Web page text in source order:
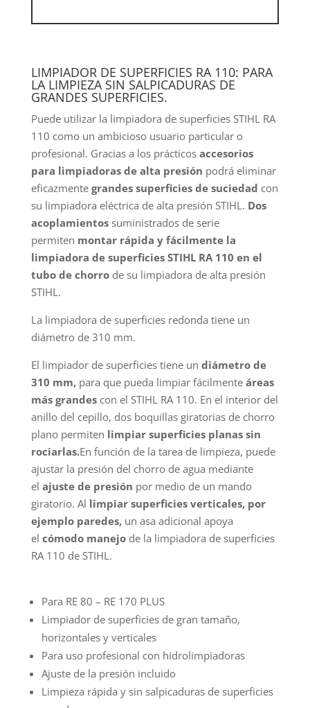
LIMPIADOR DE SUPERFICIES RA 110: PARA
LA LIMPIEZA SIN SALPICADURAS DE
GRANDES SUPERFICIES.
Puede utilizar la limpiadora de superficies STIHL RA
110 como un ambicioso usuario particular o
profesional. Gracias a los prácticos accesorios
para limpiadoras de alta presión podrá eliminar
eficazmente grandes superficies de suciedad con
su limpiadora eléctrica de alta presión STIHL. Dos
acoplamientossuministrados de serie
permiten montar rápida y fácilmente la
limpiadora de superficies STIHL RA 110 en el
tubo de chorro de su limpiadora de alta presión
STIHL.
La limpiadora de superficies redonda tiene un
diámetro de 310 mm.
El limpiador de superficies tiene un diámetro de
310 mm, para que pueda limpiar fácilmente áreas
más grandescon el STIHL RA 110. En el interior del
anillo del cepillo, dos boquillas giratorias de chorro
plano permiten limpiar superficies planas sin
rociarlas.En función de la tarea de limpieza, puede
ajustar la presión del chorro de agua mediante
el ajuste de presión por medio de un mando
giratorio. Al limpiar superficies verticales, por
ejemplo paredes,un asa adicional apoya
el cómodo manejode la limpiadora de superficies
RA 110 de STIHL.
Para RE 80 – RE 170 PLUS
Limpiador de superficies de gran tamaño,
horizontales y verticales
Para uso profesional con hidrolimpiadoras
Ajuste de la presión incluido
Limpieza rápida y sin salpicaduras de superficies